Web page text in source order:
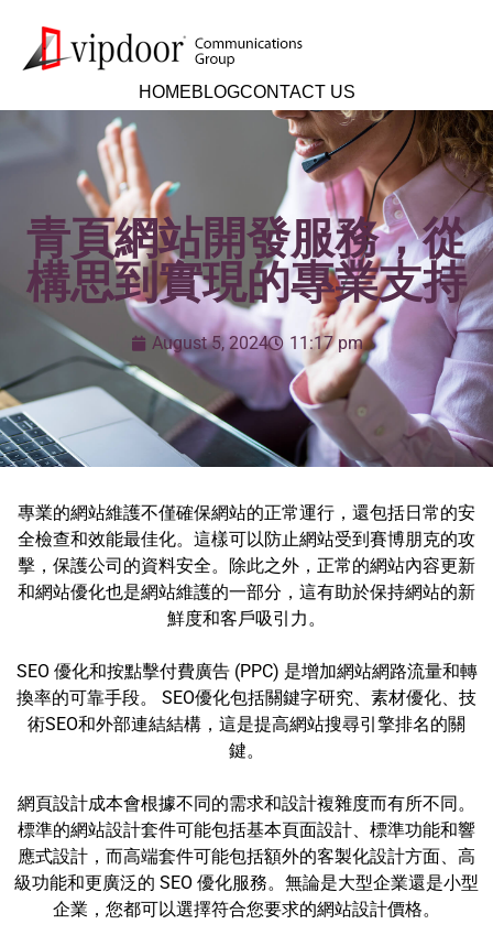
HOMEBLOGCONTACT US
青頁網站開發服務，從
構思到實現的專業支持
August 5, 2024 11:17 pm
專業的網站維護不僅確保網站的正常運行，還包括日常的安
全檢查和效能最佳化。這樣可以防止網站受到賽博朋克的攻
擊，保護公司的資料安全。除此之外，正常的網站內容更新
和網站優化也是網站維護的一部分，這有助於保持網站的新
鮮度和客戶吸引力。
SEO 優化和按點擊付費廣告 (PPC) 是增加網站網路流量和轉
換率的可靠手段。 SEO優化包括關鍵字研究、素材優化、技
術SEO和外部連結結構，這是提高網站搜尋引擎排名的關
鍵。
網頁設計成本會根據不同的需求和設計複雜度而有所不同。
標準的網站設計套件可能包括基本頁面設計、標準功能和響
應式設計，而高端套件可能包括額外的客製化設計方面、高
級功能和更廣泛的 SEO 優化服務。無論是大型企業還是小型
企業，您都可以選擇符合您要求的網站設計價格。